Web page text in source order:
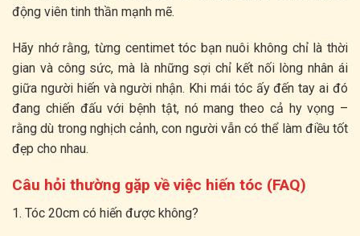
động viên tinh thần mạnh mẽ.
Hãy nhớ rằng, từng centimet tóc bạn nuôi không chỉ là thời
gian và công sức, mà là những sợi chỉ kết nối lòng nhân ái
giữa người hiến và người nhận. Khi mái tóc ấy đến tay ai đó
đang chiến đấu với bệnh tật, nó mang theo cả hy vọng –
rằng dù trong nghịch cảnh, con người vẫn có thể làm điều tốt
đẹp cho nhau.
Câu hỏi thường gặp về việc hiến tóc (FAQ)
1. Tóc 20cm có hiến được không?